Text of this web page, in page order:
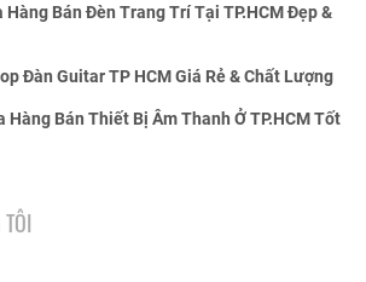
Hàng Bán Đèn Trang Trí Tại TP.HCM Đẹp &
Đàn Guitar TP HCM Giá Rẻ & Chất Lượng
Bị Âm Thanh Ở TP.HCM Tốt